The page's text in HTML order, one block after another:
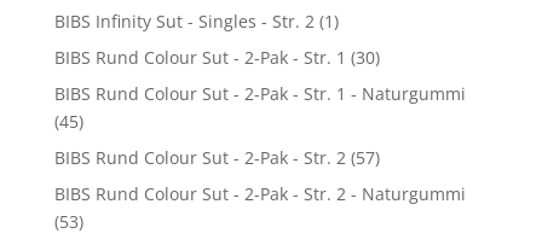
BIBS Infinity Sut - Singles - Str. 2 (1)
BIBS Rund Colour Sut - 2-Pak - Str. 1 (30)
BIBS Rund Colour Sut - 2-Pak - Str. 1 - Naturgummi
(45)
BIBS Rund Colour Sut - 2-Pak - Str. 2 (57)
BIBS Rund Colour Sut - 2-Pak - Str. 2 - Naturgummi
(53)